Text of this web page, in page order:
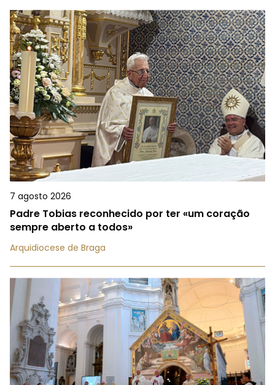
7 agosto 2026
Padre Tobias reconhecido por ter «um coração
sempre aberto a todos»
Arquidiocese de Braga